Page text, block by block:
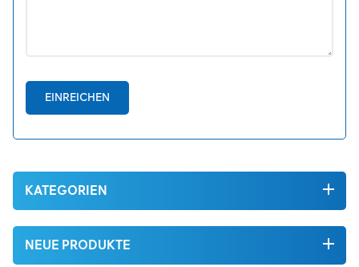
EINREICHEN
KATEGORIEN
NEUE PRODUKTE